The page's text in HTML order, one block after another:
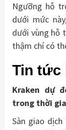
Ngưỡng hỗ
dưới mức
dưới vùng hỗ
thậm chí có
Tin tức
Kraken dự
trong thời
Sàn giao